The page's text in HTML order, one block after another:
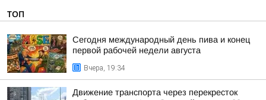
ТОП
Сегодня международный день пива и конец
первой рабочей недели августа
Вчера, 19:34
Движение транспорта через перекресток